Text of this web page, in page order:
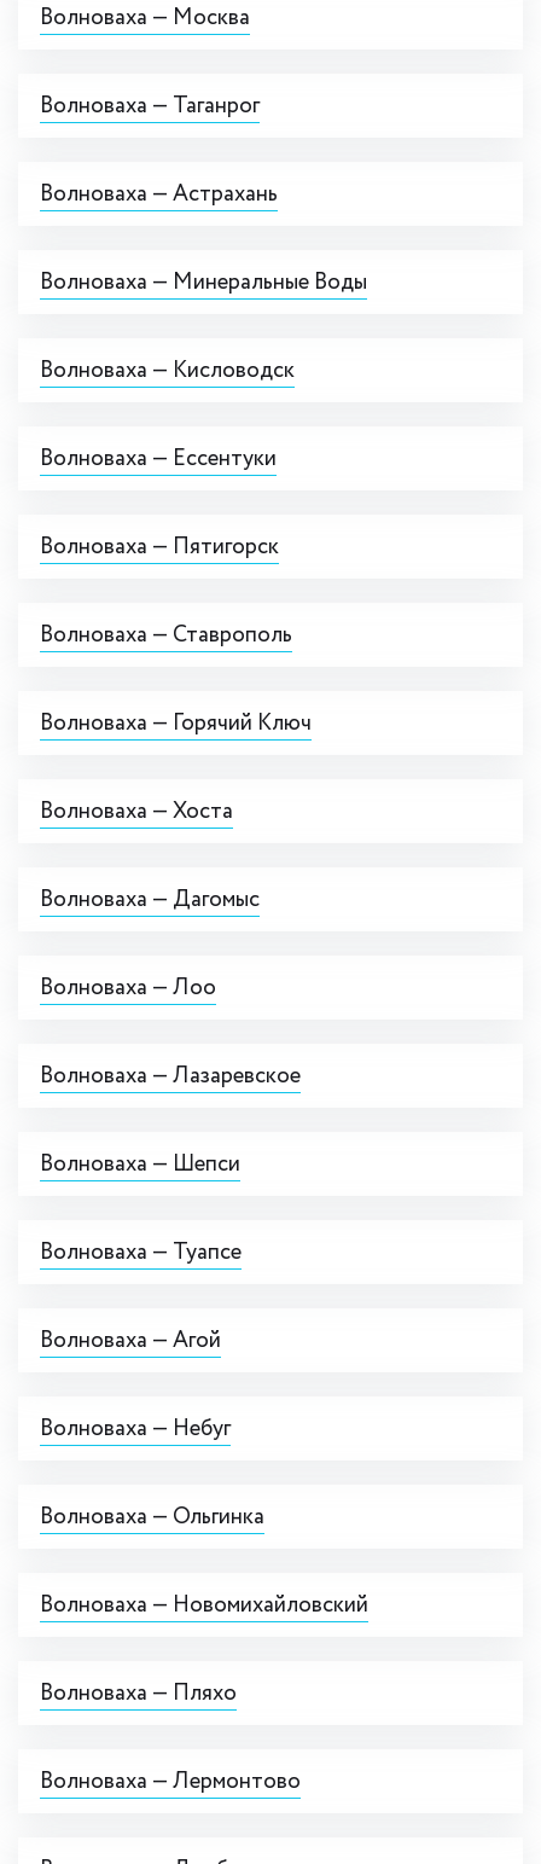
Волноваха — Москва
Волноваха — Таганрог
Волноваха — Астрахань
Волноваха — Минеральные Воды
Волноваха — Кисловодск
Волноваха — Ессентуки
Волноваха — Пятигорск
Волноваха — Ставрополь
Волноваха — Горячий Ключ
Волноваха — Хоста
Волноваха — Дагомыс
Волноваха — Лоо
Волноваха — Лазаревское
Волноваха — Шепси
Волноваха — Туапсе
Волноваха — Агой
Волноваха — Небуг
Волноваха — Ольгинка
Волноваха — Новомихайловский
Волноваха — Пляхо
Волноваха — Лермонтово